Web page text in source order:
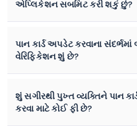
એપ્લિકેશન સબમિટ કરી શકું છું?
પાન કાર્ડ અપડેટ કરવાના સંદર્ભમાં
વેરિફિકેશન શું છે?
શું સગીરથી પુખ્ત વ્યક્તિને પાન
કરવા માટે કોઈ ફી છે?